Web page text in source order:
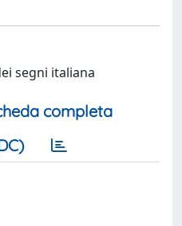
segni italiana
completa